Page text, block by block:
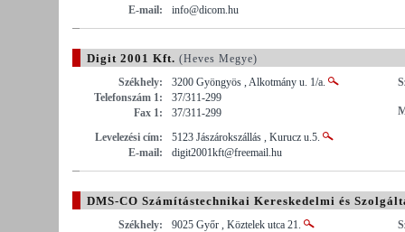
E-mail:
info@dicom.hu
Digit 2001 Kft. (Heves Megye)
Székhely:
3200 Gyöngyös , Alkotmány u. 1/a.
Telefonszám 1:
37/311-299
Fax 1:
37/311-299
Levelezési cím:
5123 Jászárokszállás , Kurucz u.5.
E-mail:
digit2001kft@freemail.hu
DMS-CO Számítástechnikai Kereskedelmi és
Székhely: 9025 Győr , Köztelek utca 21.